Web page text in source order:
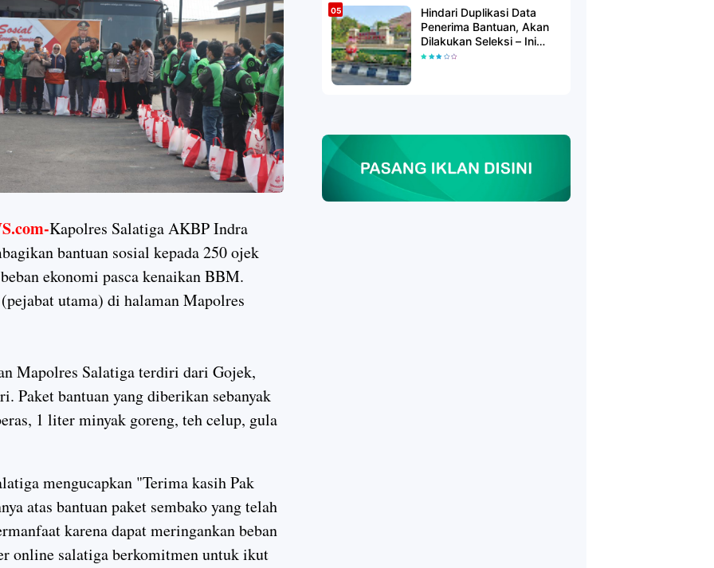
Kapolres Salatiga AKBP Indra
bantuan sosial kepada 250 ojek
ekonomi pasca kenaikan BBM.
utama) di halaman Mapolres
Mapolres Salatiga terdiri dari Gojek,
Paket bantuan yang diberikan sebanyak
1 liter minyak goreng, teh celup, gula
mengucapkan "Terima kasih Pak
atas bantuan paket sembako yang telah
karena dapat meringankan beban
online salatiga berkomitmen untuk ikut
Hindari Duplikasi Data
Penerima Bantuan, Akan
Dilakukan Seleksi – Ini
Penjelasanya